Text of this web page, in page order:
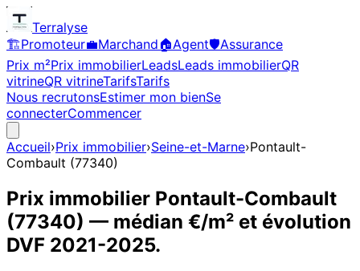
Terralyse
🏗️Promoteur💼Marchand🏠Agent🛡️Assurance
Prix m²Prix immobilierLeadsLeads immobilierQR
vitrineQR vitrineTarifsTarifs
Nous recrutonsEstimer mon bienSe
connecterCommencer
Accueil›Prix immobilier›Seine-et-Marne›Pontault-
Combault (77340)
Prix immobilier Pontault-Combault
(77340) — médian €/m² et évolution
DVF 2021-2025.